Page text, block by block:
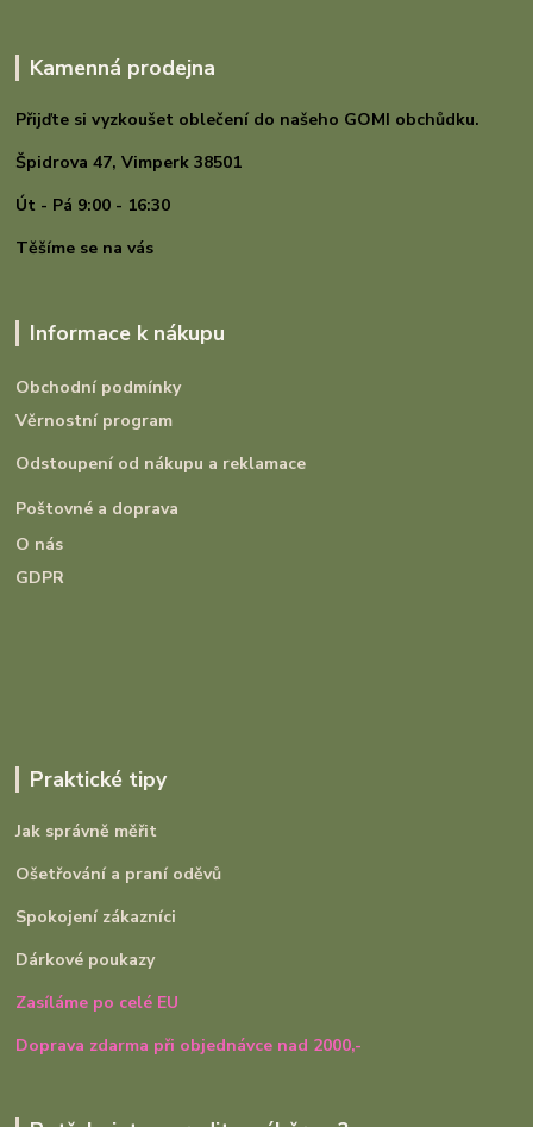
Kamenná prodejna
Přijďte si vyzkoušet oblečení do našeho GOMI obchůdku.
Špidrova 47,Vimperk 38501
Út - Pá 9:00 - 16:30
Těšíme se na vás
Informace k nákupu
Obchodní podmínky
Věrnostní program
Odstoupení od nákupu a reklamace
Poštovné a doprava
O nás
GDPR
Praktické tipy
Jak správně měřit
Ošetřování a praní oděvů
Spokojení zákazníci
Dárkové poukazy
Zasíláme po celé EU
Doprava zdarma při objednávce nad 2000,-